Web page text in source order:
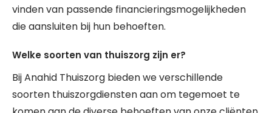
vinden van passende financieringsmogelijkheden
die aansluiten bij hun behoeften.
Welke soorten van thuiszorg zijn er?
Bij Anahid Thuiszorg bieden we verschillende
soorten thuiszorgdiensten aan om tegemoet te